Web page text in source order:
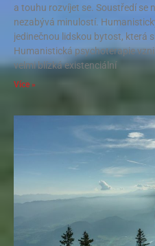
a touhu rozvíjet se. Soustředí se
nezabývá minulostí.
jedinečnou lidskou bytost, která
Humanistická psychoterapie
velmi blízká existenciální
Více »